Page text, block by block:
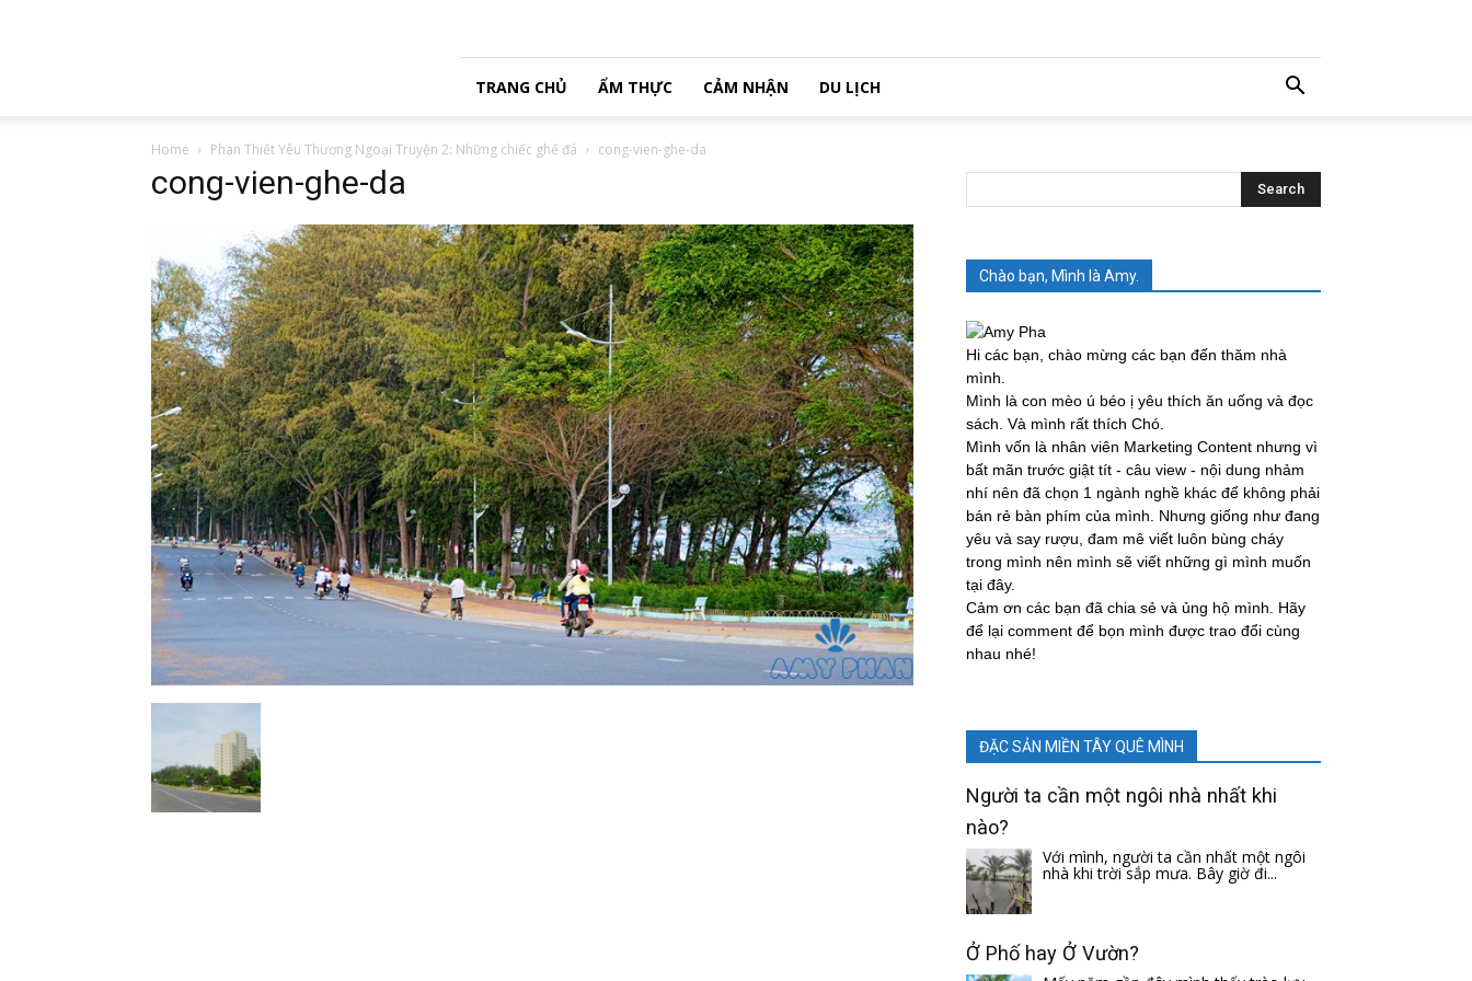
TRANG CHỦ ẨM THỰC CẢM NHẬN DU LỊCH
Home Phan Thiết Yêu Thương Ngoại Truyện 2: Những chiếc ghế đá cong-vien-ghe-da
cong-vien-ghe-da
Chào bạn, Mình là Amy.
Hi các bạn, chào mừng các bạn đến thăm nhà
mình.
Mình là con mèo ú béo ị yêu thích ăn uống và đọc
sách. Và mình rất thích Chó.
Mình vốn là nhân viên Marketing Content nhưng vì
bất mãn trước giật tít - câu view - nội dung nhảm
nhí nên đã chọn 1 ngành nghề khác để không phải
bán rẻ bàn phím của mình. Nhưng giống như đang
yêu và say rượu, đam mê viết luôn bùng cháy
trong mình nên mình sẽ viết những gì mình muốn
tại đây.
Cảm ơn các bạn đã chia sẻ và ủng hộ mình. Hãy
để lại comment để bọn mình được trao đổi cùng
nhau nhé!
ĐẶC SẢN MIỀN TÂY QUÊ MÌNH
Người ta cần một ngôi nhà nhất khi
nào?
Với mình, người ta cần nhất một ngôi
nhà khi trời sắp mưa. Bây giờ đi...
Ở Phố hay Ở Vườn?